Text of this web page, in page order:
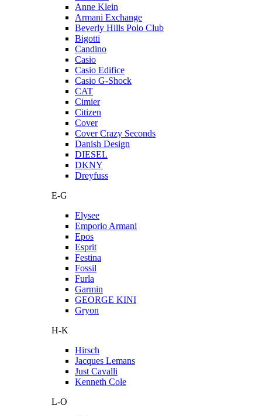
Anne Klein
Armani Exchange
Beverly Hills Polo Club
Bigotti
Candino
Casio
Casio Edifice
Casio G-Shock
CAT
Cimier
Citizen
Cover
Cover Crazy Seconds
Danish Design
DIESEL
DKNY
Dreyfuss
E-G
Elysee
Emporio Armani
Epos
Esprit
Festina
Fossil
Furla
Garmin
GEORGE KINI
Gryon
H-K
Hirsch
Jacques Lemans
Just Cavalli
Kenneth Cole
L-O